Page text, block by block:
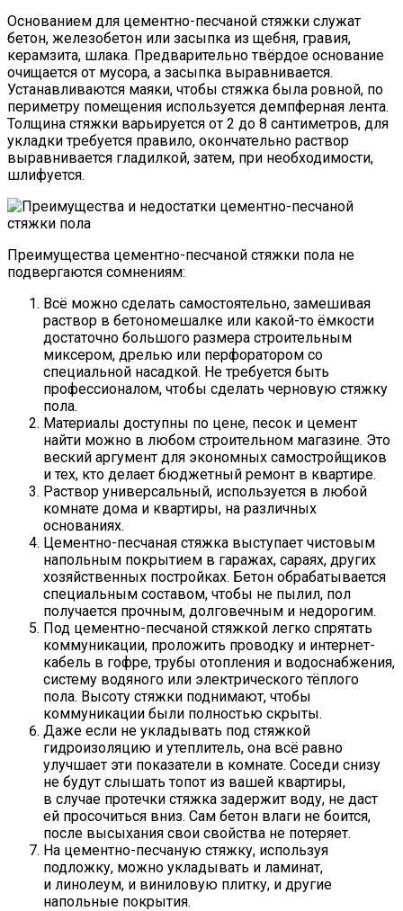
Основанием для цементно-песчаной стяжки служат
бетон, железобетон или засыпка из щебня, гравия,
керамзита, шлака. Предварительно твёрдое основание
очищается от мусора, а засыпка выравнивается.
Устанавливаются маяки, чтобы стяжка была ровной, по
периметру помещения используется демпферная лента.
Толщина стяжки варьируется от 2 до 8 сантиметров, для
укладки требуется правило, окончательно раствор
выравнивается гладилкой, затем, при необходимости,
шлифуется.
Преимущества цементно-песчаной стяжки пола не
подвергаются сомнениям:
Всё можно сделать самостоятельно, замешивая
раствор в бетономешалке или какой-то ёмкости
достаточно большого размера строительным
миксером, дрелью или перфоратором со
специальной насадкой. Не требуется быть
профессионалом, чтобы сделать черновую стяжку
пола.
Материалы доступны по цене, песок и цемент
найти можно в любом строительном магазине. Это
веский аргумент для экономных самостройщиков
и тех, кто делает бюджетный ремонт в квартире.
Раствор универсальный, используется в любой
комнате дома и квартиры, на различных
основаниях.
Цементно-песчаная стяжка выступает чистовым
напольным покрытием в гаражах, сараях, других
хозяйственных постройках. Бетон обрабатывается
специальным составом, чтобы не пылил, пол
получается прочным, долговечным и недорогим.
Под цементно-песчаной стяжкой легко спрятать
коммуникации, проложить проводку и интернет-
кабель в гофре, трубы отопления и водоснабжения,
систему водяного или электрического тёплого
пола. Высоту стяжки поднимают, чтобы
коммуникации были полностью скрыты.
Даже если не укладывать под стяжкой
гидроизоляцию и утеплитель, она всё равно
улучшает эти показатели в комнате. Соседи снизу
не будут слышать топот из вашей квартиры,
в случае протечки стяжка задержит воду, не даст
ей просочиться вниз. Сам бетон влаги не боится,
после высыхания свои свойства не потеряет.
На цементно-песчаную стяжку, используя
подложку, можно укладывать и ламинат,
и линолеум, и виниловую плитку, и другие
напольные покрытия.